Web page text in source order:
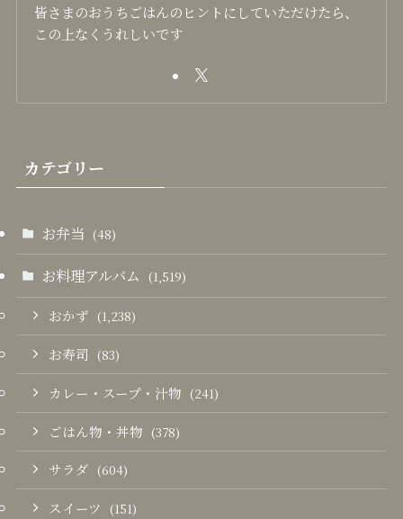
皆さまのおうちごはんのヒントにしていただけたら、
この上なくうれしいです
カテゴリー
お弁当 (48)
お料理アルバム (1,519)
おかず (1,238)
お寿司 (83)
カレー・スープ・汁物 (241)
ごはん物・丼物 (378)
サラダ (604)
スイーツ (151)